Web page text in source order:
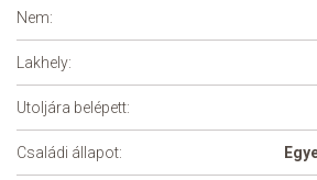
Nem:
Lakhely:
Utoljára belépett:
Családi állapot: